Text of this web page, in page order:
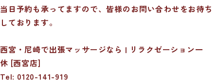
当日予約も承ってますので、皆様のお問い合わせをお待ち
しております。
西宮・尼崎で出張マッサージなら | リラクゼーション一
休 [西宮店]
Tel: 0120-141-919